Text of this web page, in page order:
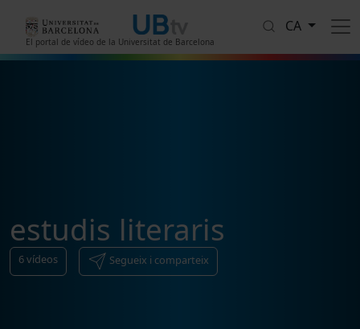
El portal de vídeo de la Universitat de Barcelona
CA
estudis literaris
6vídeos Segueix i comparteix